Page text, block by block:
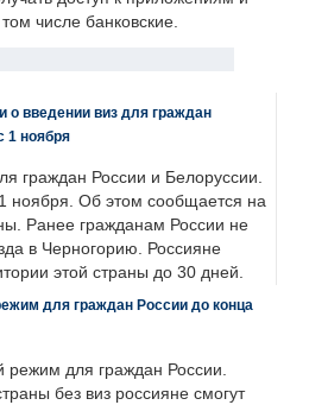
числе банковские.
о введении виз для граждан
1 ноября
граждан России и Белоруссии.
ноября. Об этом сообщается на
Ранее гражданам России не
в Черногорию. Россияне
этой страны до 30 дней.
для граждан России до конца
режим для граждан России.
без виз россияне смогут